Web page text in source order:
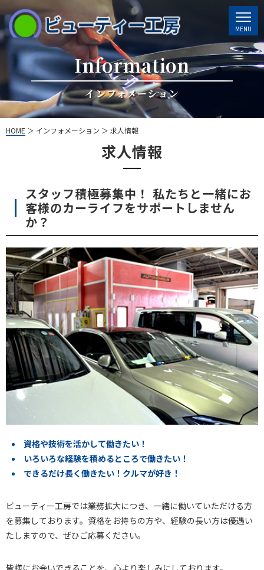
Information
インフォメーション
HOME ＞ インフォメーション ＞ 求人情報
求人情報
スタッフ積極募集中！ 私たちと一緒にお
客様のカーライフをサポートしません
か？
資格や技術を活かして働きたい！
いろいろな経験を積めるところで働きたい！
できるだけ長く働きたい！クルマが好き！
ビューティー工房では業務拡大につき、一緒に働いていただける方
を募集しております。資格をお持ちの方や、経験の長い方は優遇い
たしますので、ぜひご応募ください。
皆様にお会いできることを、心より楽しみにしております。